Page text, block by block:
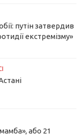
путін затвердив
екстремізму»
або 21